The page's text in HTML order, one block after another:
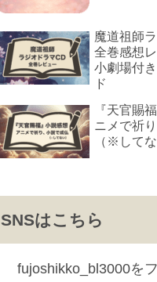
魔道祖師
全巻感想
小劇場付
ド
『天官賜
ニメで祈
（※してな
SNSはこちら
fujoshikko_bl3000を